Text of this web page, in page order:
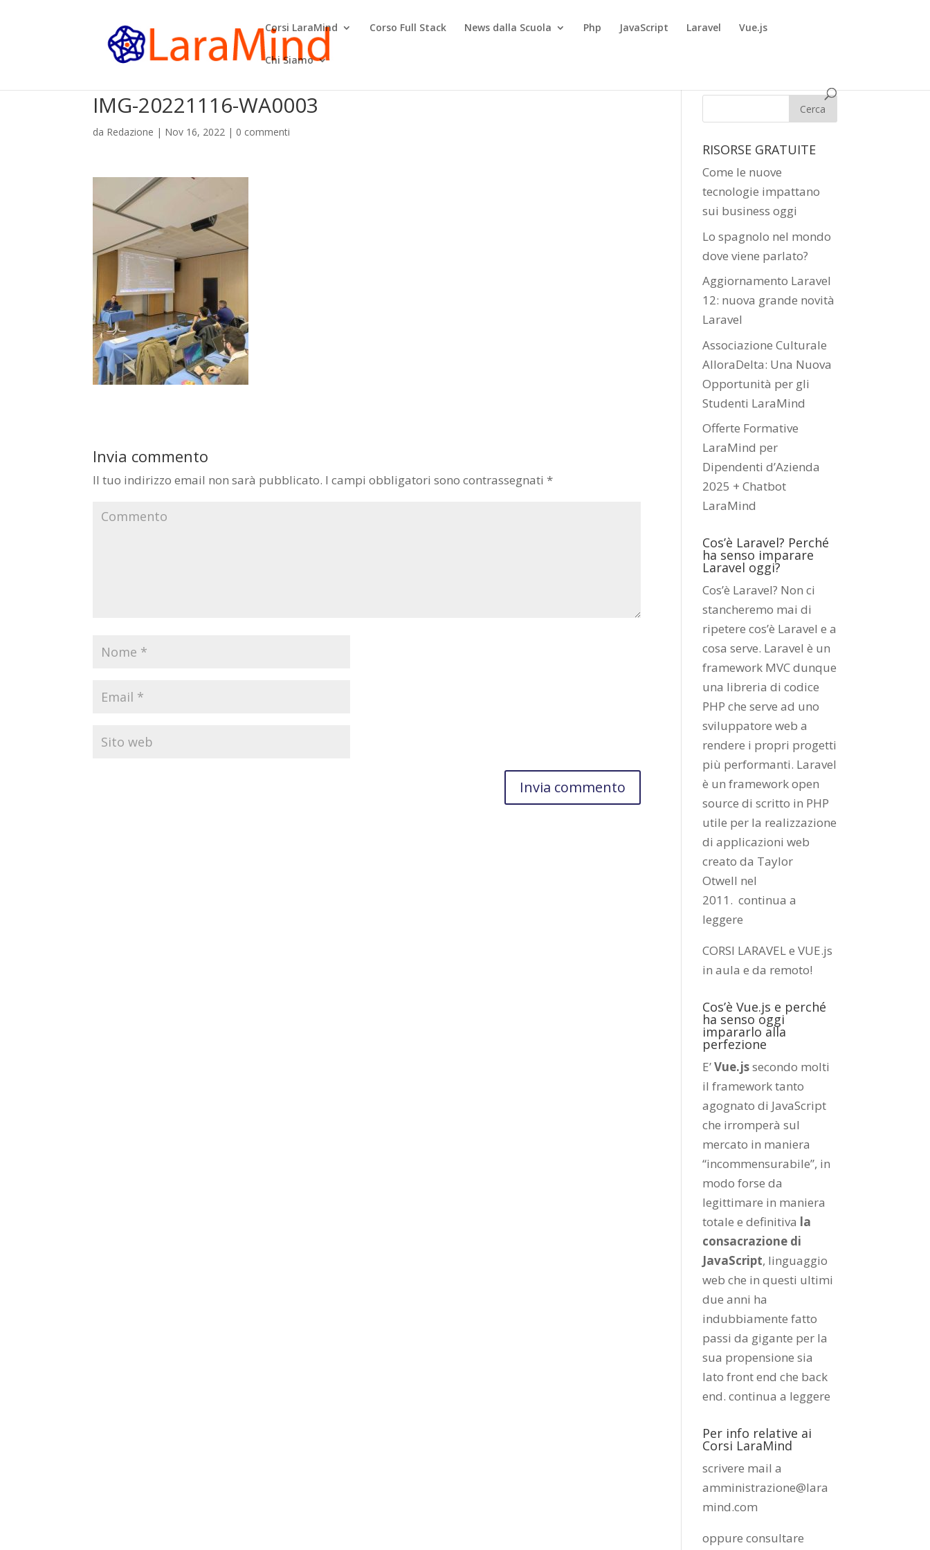
Corsi LaraMind Corso Full Stack News dalla Scuola Php JavaScript Laravel Vue.js
Chi Siamo
IMG-20221116-WA0003
da Redazione | Nov 16, 2022 | 0 commenti
Invia commento
Il tuo indirizzo email non sarà pubblicato. I campi obbligatori sono contrassegnati *
RISORSE GRATUITE
Come le nuove
tecnologie impattano
sui business oggi
Lo spagnolo nel mondo
dove viene parlato?
Aggiornamento Laravel
12: nuova grande novità
Laravel
Associazione Culturale
AlloraDelta: Una Nuova
Opportunità per gli
Studenti LaraMind
Offerte Formative
LaraMind per
Dipendenti d’Azienda
2025 + Chatbot
LaraMind
Cos’è Laravel? Perché
ha senso imparare
Laravel oggi?
Cos’è Laravel? Non ci
stancheremo mai di
ripetere cos’è Laravel e a
cosa serve. Laravel è un
framework MVC dunque
una libreria di codice
PHP che serve ad uno
sviluppatore web a
rendere i propri progetti
più performanti. Laravel
è un framework open
source di scritto in PHP
utile per la realizzazione
di applicazioni web
creato da Taylor
Otwell nel
2011.continua a
leggere
CORSI LARAVEL e VUE.js
in aula e da remoto!
Cos’è Vue.js e perché
ha senso oggi
impararlo alla
perfezione
E’Vue.jssecondo molti
il framework tanto
agognato di JavaScript
che irromperà sul
mercato in maniera
“incommensurabile”, in
modo forse da
legittimare in maniera
totale e definitiva la
consacrazione di
JavaScript, linguaggio
web che in questi ultimi
due anni ha
indubbiamente fatto
passi da gigante per la
sua propensione sia
lato front end che back
end.continua a leggere
Per info relative ai
Corsi LaraMind
scrivere mail a
amministrazione@lara
mind.com
oppure consultare